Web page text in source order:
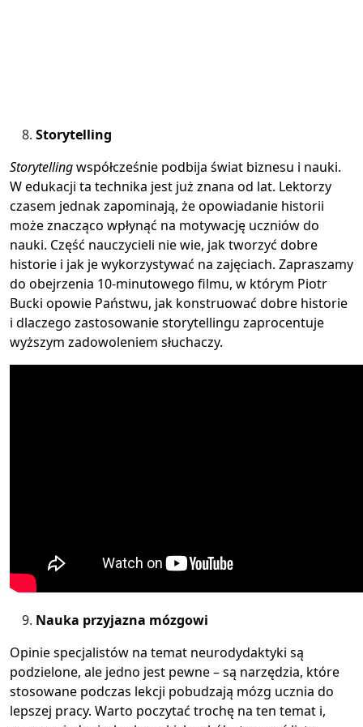
Storytelling
Storytellingwspółcześnie podbija świat biznesu i nauki.
W edukacji ta technika jest już znana od lat. Lektorzy
czasem jednak zapominają, że opowiadanie historii
może znacząco wpłynąć na motywację uczniów do
nauki. Część nauczycieli nie wie, jak tworzyć dobre
historie i jak je wykorzystywać na zajęciach. Zapraszamy
do obejrzenia 10-minutowego filmu, w którym Piotr
Bucki opowie Państwu, jak konstruować dobre historie
i dlaczego zastosowanie storytellingu zaprocentuje
wyższym zadowoleniem słuchaczy.
Nauka przyjazna mózgowi
Opinie specjalistów na temat neurodydaktyki są
podzielone, ale jedno jest pewne – są narzędzia, które
stosowane podczas lekcji pobudzają mózg ucznia do
lepszej pracy. Warto poczytać trochę na ten temat i,